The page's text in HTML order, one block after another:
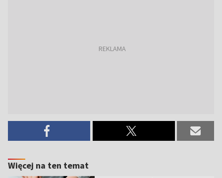
Więcej na ten temat